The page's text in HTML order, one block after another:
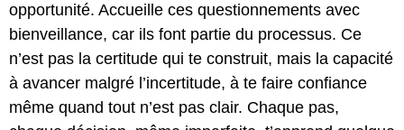
opportunité. Accueille ces questionnements avec
bienveillance, car ils font partie du processus. Ce
n’est pas la certitude qui te construit, mais la capacité
à avancer malgré l’incertitude, à te faire confiance
même quand tout n’est pas clair. Chaque pas,